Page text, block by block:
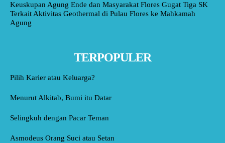
Keuskupan Agung Ende dan Masyarakat Flores Gugat Tiga SK
Terkait Aktivitas Geothermal di Pulau Flores ke Mahkamah
Agung
TERPOPULER
Pilih Karier atau Keluarga?
Menurut Alkitab, Bumi itu Datar
Selingkuh dengan Pacar Teman
Asmodeus Orang Suci atau Setan